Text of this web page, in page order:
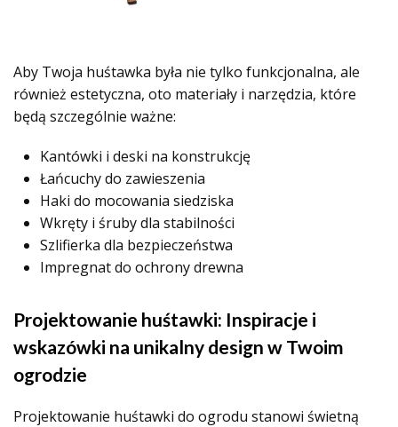
Aby Twoja huśtawka była nie tylko funkcjonalna, ale
również estetyczna, oto materiały i narzędzia, które
będą szczególnie ważne:
Kantówki i deski na konstrukcję
Łańcuchy do zawieszenia
Haki do mocowania siedziska
Wkręty i śruby dla stabilności
Szlifierka dla bezpieczeństwa
Impregnat do ochrony drewna
Projektowanie huśtawki: Inspiracje i
wskazówki na unikalny design w Twoim
ogrodzie
Projektowanie huśtawki do ogrodu stanowi świetną